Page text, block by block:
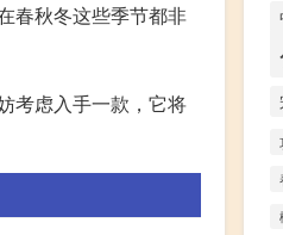
春秋冬这些季节都非
考虑入手一款，它将